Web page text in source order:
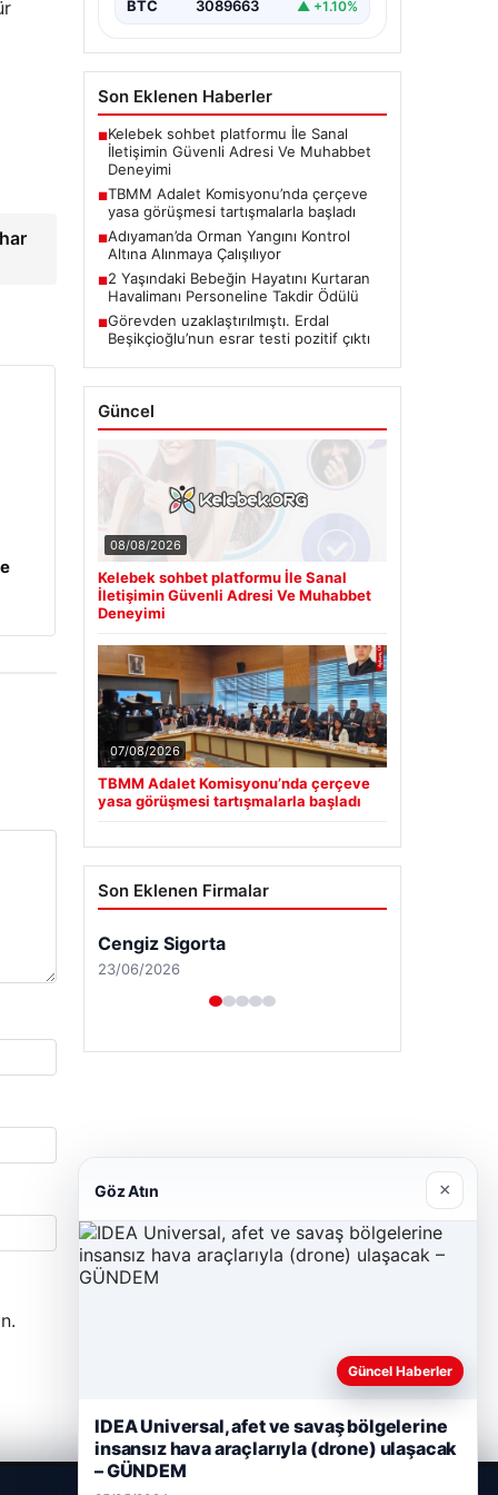
BTC 3089663 ▲ +1.10%
Son Eklenen Haberler
■Kelebek sohbet platformu İle Sanal
İletişimin Güvenli Adresi Ve Muhabbet
Deneyimi
■TBMM Adalet Komisyonu’nda çerçeve
yasa görüşmesi tartışmalarla başladı
■Adıyaman’da Orman Yangını Kontrol
Altına Alınmaya Çalışılıyor
■2 Yaşındaki Bebeğin Hayatını Kurtaran
Havalimanı Personeline Takdir Ödülü
■Görevden uzaklaştırılmıştı. Erdal
Beşikçioğlu’nun esrar testi pozitif çıktı
Güncel
08/08/2026
Kelebek sohbet platformu İle Sanal
İletişimin Güvenli Adresi Ve Muhabbet
Deneyimi
07/08/2026
TBMM Adalet Komisyonu’nda çerçeve
yasa görüşmesi tartışmalarla başladı
Son Eklenen Firmalar
Cengiz Sigorta
23/06/2026
Göz Atın ×
Güncel Haberler
IDEA Universal, afet ve savaş bölgelerine
insansız hava araçlarıyla (drone) ulaşacak
– GÜNDEM